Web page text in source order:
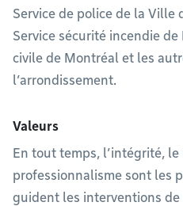
Service de police de la Ville
Service sécurité incendie
civile de Montréal et les
l’arrondissement.
Valeurs
En tout temps, l’intégrité,
professionnalisme sont les
guident les interventions